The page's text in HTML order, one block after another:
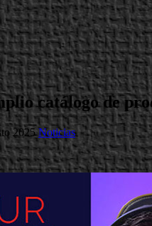
catálogo de
2025Noticias